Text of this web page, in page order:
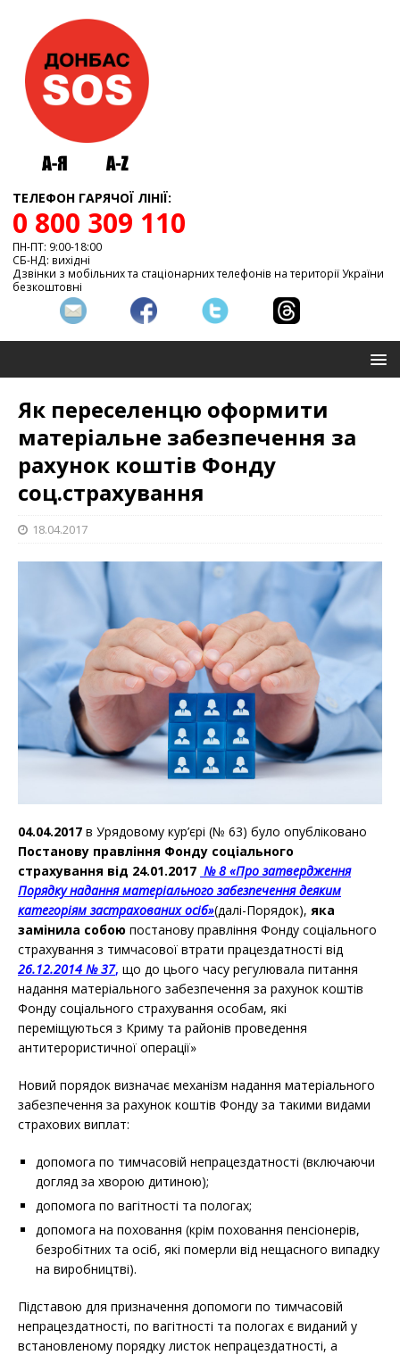
ТЕЛЕФОН ГАРЯЧОЇ ЛІНІЇ:
0 800 309 110
ПН-ПТ: 9:00-18:00
СБ-НД: вихідні
Дзвінки з мобільних та стаціонарних телефонів на території України
безкоштовні
Як переселенцю оформити
матеріальне забезпечення за
рахунок коштів Фонду
соц.страхування
18.04.2017
04.04.2017 в Урядовому кур’єрі (№ 63) було опубліковано
Постанову правління Фонду соціального
страхування від 24.01.2017 № 8 «Про затвердження
Порядку надання матеріального забезпечення деяким
категоріям застрахованих осіб»(далі-Порядок), яка
замінила собою постанову правління Фонду соціального
страхування з тимчасової втрати працездатності від
26.12.2014 № 37, що до цього часу регулювала питання
надання матеріального забезпечення за рахунок коштів
Фонду соціального страхування особам, які
переміщуються з Криму та районів проведення
антитерористичної операції»
Новий порядок визначає механізм надання матеріального
забезпечення за рахунок коштів Фонду за такими видами
страхових виплат:
допомога по тимчасовій непрацездатності (включаючи
догляд за хворою дитиною);
допомога по вагітності та пологах;
допомога на поховання (крім поховання пенсіонерів,
безробітних та осіб, які померли від нещасного випадку
на виробництві).
Підставою для призначення допомоги по тимчасовій
непрацездатності, по вагітності та пологах є виданий у
встановленому порядку листок непрацездатності, а